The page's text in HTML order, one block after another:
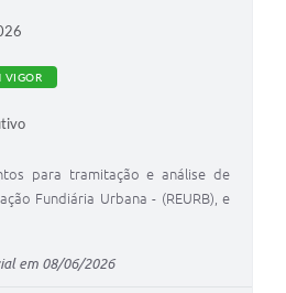
VIGOR
para tramitação e análise de
Fundiária Urbana - (REURB), e
em 08/06/2026